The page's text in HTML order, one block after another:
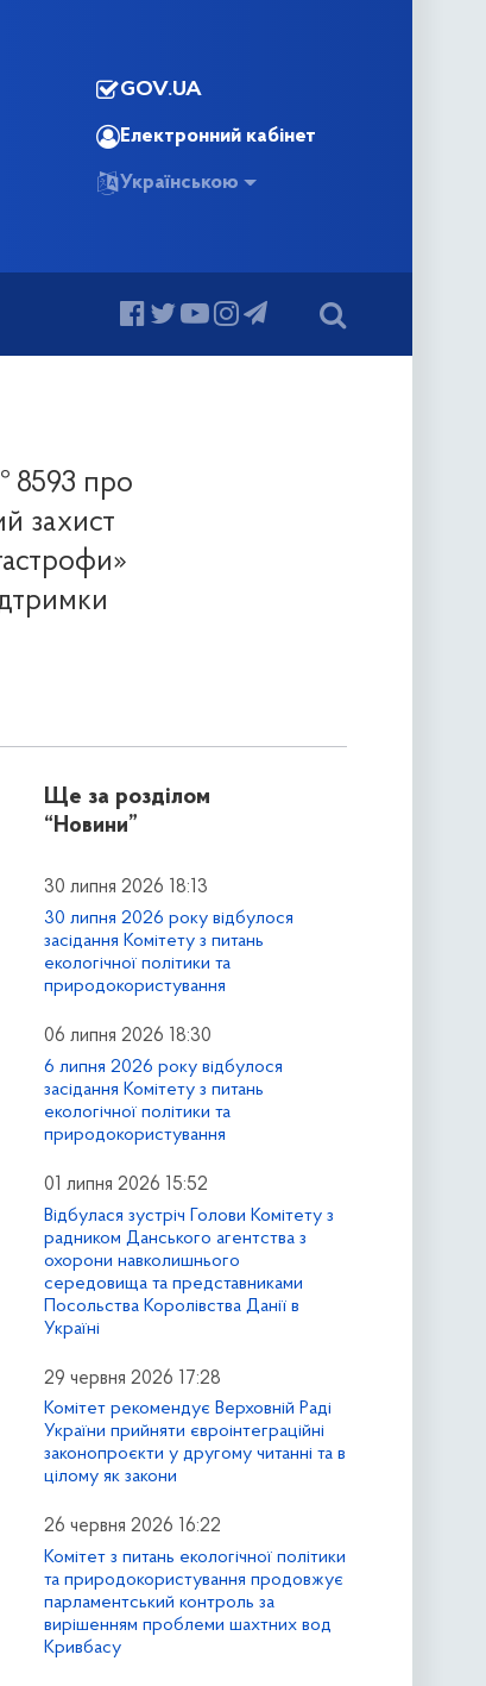
GOV.UA
Електронний кабінет
Українською
8593 про
захист
Ще за розділом
“Новини”
30 липня 2026 18:13
30 липня 2026 року відбулося
засідання Комітету з питань
екологічної політики та
природокористування
06 липня 2026 18:30
6 липня 2026 року відбулося
засідання Комітету з питань
екологічної політики та
природокористування
01 липня 2026 15:52
Відбулася зустріч Голови Комітету з
радником Данського агентства з
охорони навколишнього
середовища та представниками
Посольства Королівства Данії в
Україні
29 червня 2026 17:28
Комітет рекомендує Верховній Раді
України прийняти євроінтеграційні
законопроєкти у другому читанні та в
цілому як закони
26 червня 2026 16:22
Комітет з питань екологічної політики
та природокористування продовжує
парламентський контроль за
вирішенням проблеми шахтних вод
Кривбасу